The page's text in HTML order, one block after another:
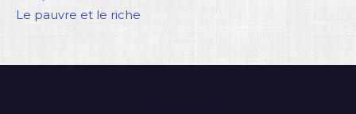
Le pauvre et le riche